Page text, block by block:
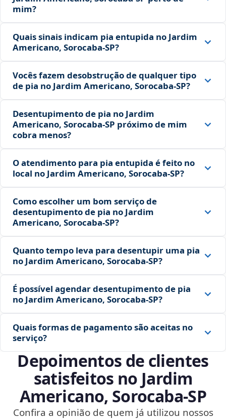
mim?
Quais sinais indicam pia entupida no Jardim
Americano, Sorocaba‑SP?
Vocês fazem desobstrução de qualquer tipo
de pia no Jardim Americano, Sorocaba‑SP?
Desentupimento de pia no Jardim
Americano, Sorocaba‑SP próximo de mim
cobra menos?
O atendimento para pia entupida é feito no
local no Jardim Americano, Sorocaba‑SP?
Como escolher um bom serviço de
desentupimento de pia no Jardim
Americano, Sorocaba‑SP?
Quanto tempo leva para desentupir uma pia
no Jardim Americano, Sorocaba‑SP?
É possível agendar desentupimento de pia
no Jardim Americano, Sorocaba‑SP?
Quais formas de pagamento são aceitas no
serviço?
Depoimentos de clientes
satisfeitos no Jardim
Americano, Sorocaba‑SP
Confira a opinião de quem já utilizou nossos